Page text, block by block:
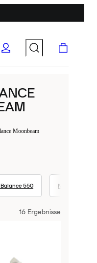
Moonbeam
550 New Balance
16 Ergebnisse